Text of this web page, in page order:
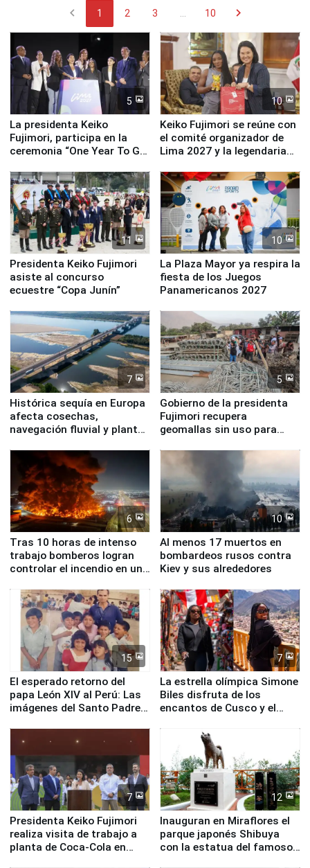
chevron_left 1 2 3 10 chevron_right
5
La presidenta Keiko
Fujimori, participa en la
ceremonia “One Year To Go
10
Keiko Fujimori se reúne con
el comité organizador de
Lima 2027 y la legendaria
11
Presidenta Keiko Fujimori
asiste al concurso
ecuestre “Copa Junín”
10
La Plaza Mayor ya respira la
fiesta de los Juegos
Panamericanos 2027
7
Histórica sequía en Europa
afecta cosechas,
navegación fluvial y plantas
5
Gobierno de la presidenta
Fujimori recupera
geomallas sin uso para
Fenómeno El Niño
6
Tras 10 horas de intenso
trabajo bomberos logran
controlar el incendio en una
de Chile
10
Al menos 17 muertos en
bombardeos rusos contra
Kiev y sus alrededores
15
El esperado retorno del
papa León XIV al Perú: Las
imágenes del Santo Padre
7
La estrella olímpica Simone
Biles disfruta de los
encantos de Cusco y el
7
Presidenta Keiko Fujimori
realiza visita de trabajo a
planta de Coca-Cola en
12
Inauguran en Miraflores el
parque japonés Shibuya
con la estatua del famoso